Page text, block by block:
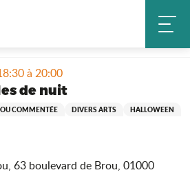
à 20:00
de nuit
COMMENTÉE DIVERS ARTS
HALLOWEEN
63 boulevard de Brou, 01000